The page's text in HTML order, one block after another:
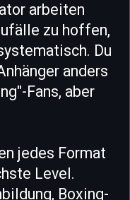
arbeiten
zu hoffen,
Du
anders
Fans, aber
jedes Format
Level.
Boxing-